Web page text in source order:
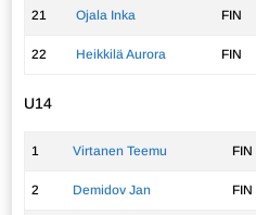
21 Ojala Inka FIN
22 Heikkilä Aurora FIN
U14
1 Virtanen Teemu FIN
2 Demidov Jan FIN